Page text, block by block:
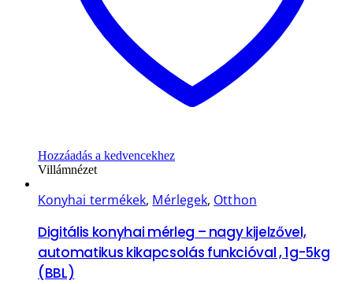
Hozzáadás a kedvencekhez
Villámnézet
Konyhai termékek, Mérlegek, Otthon
Digitális konyhai mérleg – nagy kijelzővel,
automatikus kikapcsolás funkcióval , 1g-5kg
(BBL)